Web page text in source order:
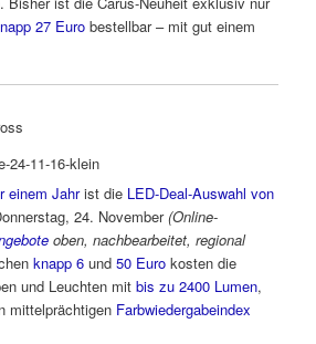
27 Euro bestellbar – mit gut einem
einem Jahrist die LED-Deal-Auswahl von
24. November(Online-
oben, nachbearbeitet, regional
knapp 6 und50 Euro kosten die
und Leuchten mitbis zu 2400 Lumen,
mittelprächtigen Farbwiedergabeindex